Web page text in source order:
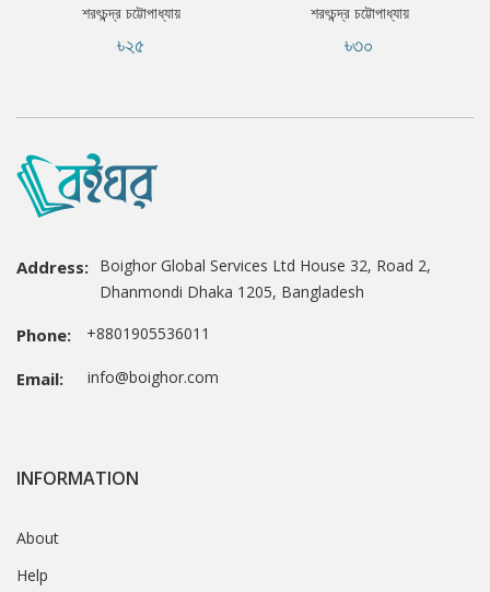
শরৎচন্দ্র চট্টোপাধ্যায়
৳২৫
শরৎচন্দ্র চট্টোপাধ্যায়
৳৩০
Address: Boighor Global Services Ltd House 32, Road 2,
Dhanmondi Dhaka 1205, Bangladesh
Phone: +8801905536011
Email: info@boighor.com
INFORMATION
About
Help